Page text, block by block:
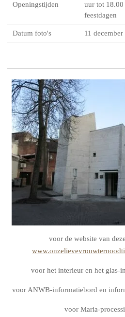
Openingstijden
uur tot 18.00
feestdagen
Datum foto's 11 december
voor de website van
voor het interieur en het glas-
voor ANWB-informatiebord en
voor Maria-